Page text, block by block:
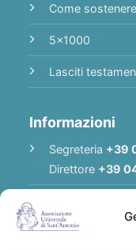
Come sostenere
5x1000
Lasciti
Informazioni
Segreteria +39
Direttore +39
E-mail